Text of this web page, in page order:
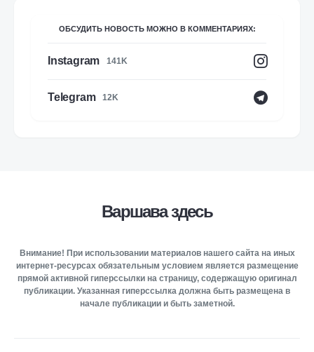
ОБСУДИТЬ НОВОСТЬ МОЖНО В КОММЕНТАРИЯХ:
Instagram 141K
Telegram 12K
Варшава здесь
Внимание! При использовании материалов нашего сайта на иных
интернет-ресурсах обязательным условием является размещение
прямой активной гиперссылки на страницу, содержащую оригинал
публикации. Указанная гиперссылка должна быть размещена в
начале публикации и быть заметной.